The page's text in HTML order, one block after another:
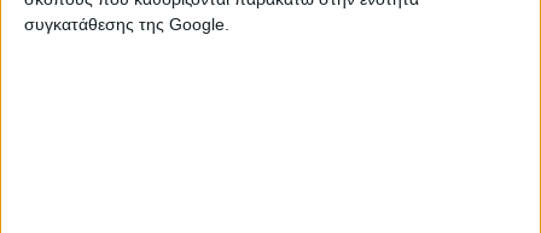
συγκατάθεσης της Google.
περιεχόμενο των εντύπων Ε9 -και με